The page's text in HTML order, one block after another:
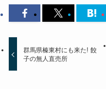
群馬県榛東村にも来た! 餃
子の無人直売所